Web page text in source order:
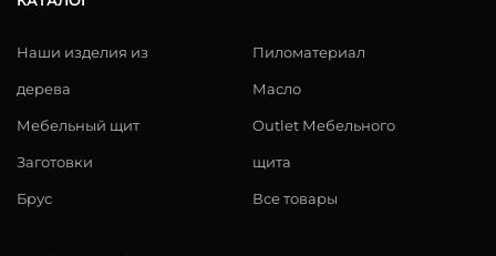
Наши изделия из
дерева
Мебельный щит
Заготовки
Брус
Пиломатериал
Масло
Outlet Мебельного
щита
Все товары